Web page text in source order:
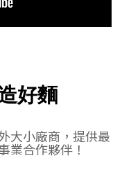
好麵
大小廠商，提供最
業合作夥伴！